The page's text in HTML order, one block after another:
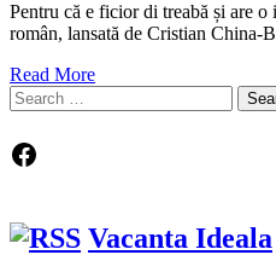
Pentru că e ficior di treabă și are
român, lansată de Cristian China-
Read More
Search
for:
Facebook
Vacanta Ideala